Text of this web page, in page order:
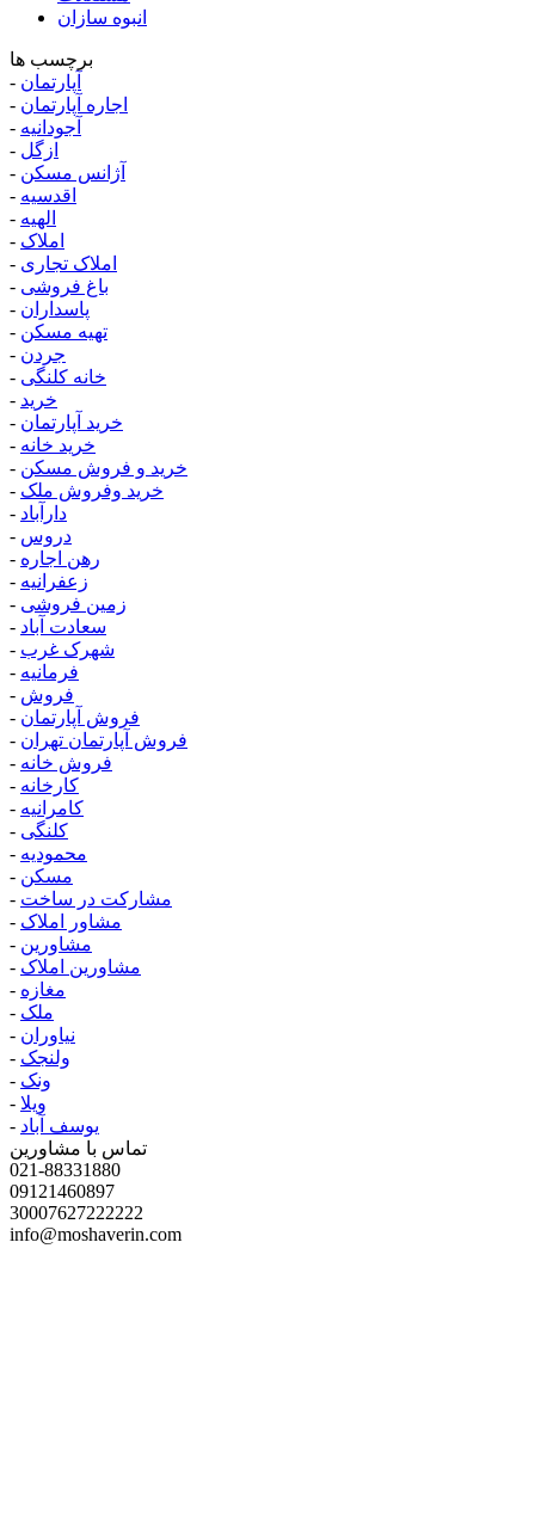
انبوه سازان
برچسب ها
- آپارتمان
- اجاره آپارتمان
- آجودانیه
- ازگل
- آژانس مسکن
- اقدسیه
- الهیه
- املاک
- املاک تجاری
- باغ فروشی
- پاسداران
- تهیه مسکن
- جردن
- خانه کلنگی
- خرید
- خرید آپارتمان
- خرید خانه
- خرید و فروش مسکن
- خرید وفروش ملک
- دارآباد
- دروس
- رهن اجاره
- زعفرانیه
- زمین فروشی
- سعادت آباد
- شهرک غرب
- فرمانیه
- فروش
- فروش آپارتمان
- فروش آپارتمان تهران
- فروش خانه
- کارخانه
- کامرانیه
- کلنگی
- محمودیه
- مسکن
- مشارکت در ساخت
- مشاور املاک
- مشاورین
- مشاورین املاک
- مغازه
- ملک
- نیاوران
- ولنجک
- ونک
- ویلا
- یوسف آباد
تماس با مشاورین
021-88331880
09121460897
30007627222222
info@moshaverin.com